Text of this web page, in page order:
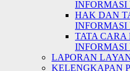
INFORMASI
HAK DAN
INFORMASI
TATA CARA
INFORMASI
LAPORAN
KELENGKAPAN